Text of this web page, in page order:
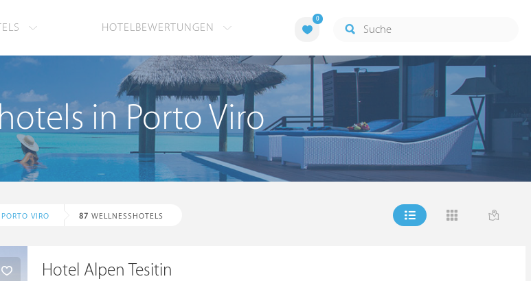
HOTELBEWERTUNGEN
0
in Porto Viro
PORTO VIRO 87 WELLNESSHOTELS
Hotel Alpen Tesitin